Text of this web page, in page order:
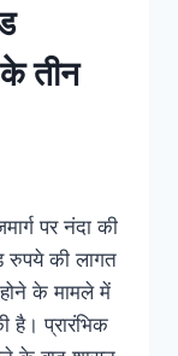
तीन
पर नंदा की
रुपये की लागत
के मामले में
है। प्रारंभिक